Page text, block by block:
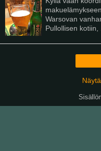
Warsovan
Pullollisen kotiin,